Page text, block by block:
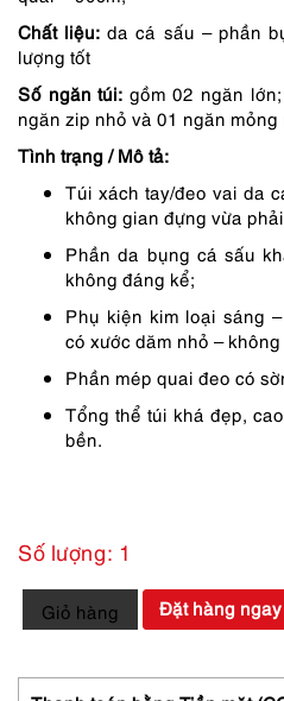
Chất liệu: da cá sấu – phần
lượng tốt
Số ngăn túi: gồm 02 ngăn
ngăn zip nhỏ và 01 ngăn mỏng
Tình trạng / Mô tả:
Túi xách tay/đeo vai da
không gian đựng vừa
Phần da bụng cá sấu
không đáng kể;
Phụ kiện kim loại sáng
có xước dăm nhỏ –
Phần mép quai đeo có
Tổng thể túi khá đẹp,
bền.
Số lượng: 1
5273-
Túi
tay/
Giỏ hàng Đặt hàng ngay